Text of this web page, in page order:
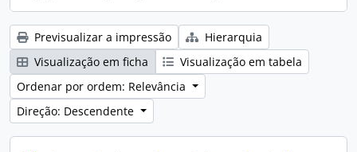
Previsualizar a impressão
Hierarquia
Visualização em ficha
Visualização em tabela
Ordenar por ordem: Relevância
Direção: Descendente